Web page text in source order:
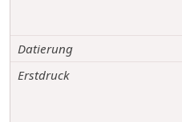
Datierung
Erstdruck